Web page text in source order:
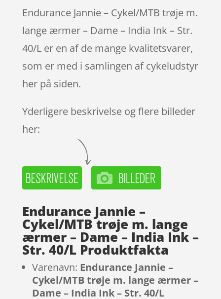
ømmels
er
Endurance Jannie – Cykel/MTB trøje m.
lange ærmer – Dame – India Ink – Str.
40/L er en af de mange kvalitetsvarer,
som er med i samlingen af cykeludstyr
her på siden.
Yderligere beskrivelse og flere billeder
her:
Endurance Jannie –
Cykel/MTB trøje m. lange
ærmer – Dame – India Ink –
Str. 40/L Produktfakta
Varenavn: Endurance Jannie –
Cykel/MTB trøje m. lange ærmer –
Dame – India Ink – Str. 40/L